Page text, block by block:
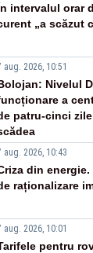
intervalul orar
„a scăzut
aug. 2026, 10:51
Nivelul
a
patru-cinci
aug. 2026, 10:43
din
raționalizare
aug. 2026, 10:01
pentru